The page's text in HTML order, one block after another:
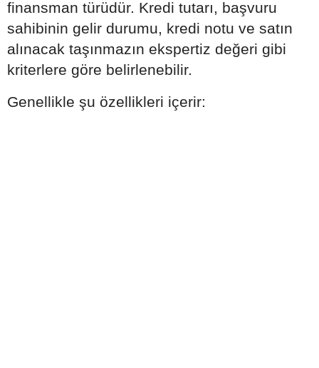
finansman türüdür. Kredi tutarı, başvuru
sahibinin gelir durumu, kredi notu ve satın
alınacak taşınmazın ekspertiz değeri gibi
kriterlere göre belirlenebilir.
Genellikle şu özellikleri içerir: